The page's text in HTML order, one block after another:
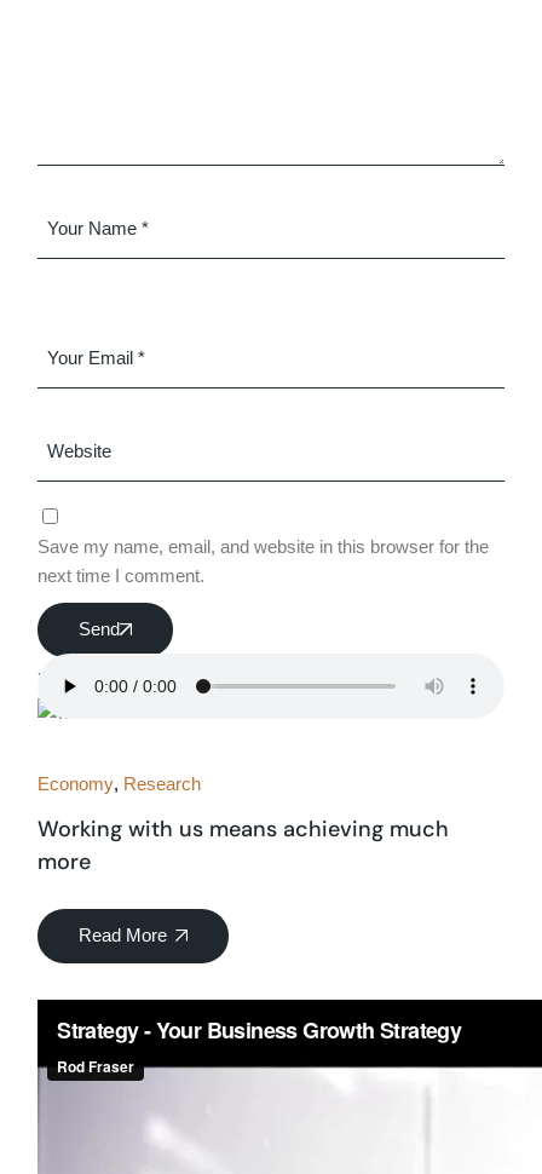
Save my name, email, and website in this browser for the
next time I comment.
Send
You may also like
Economy Research
Working with us means achieving much
more
Read More